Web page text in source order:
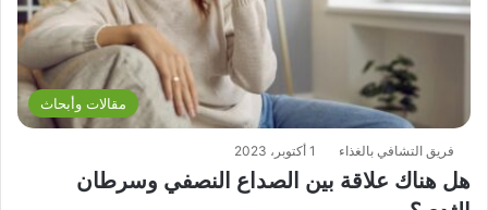
مقالات وأبحاث
فريق التشافي بالغذاء 1 أكتوبر، 2023
هل هناك علاقة بين الصداع النصفي وسرطان